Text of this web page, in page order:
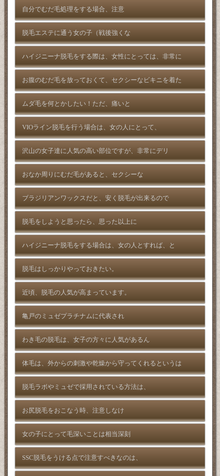
自分でむだ毛処理をする場合、注意
脱毛エステに通う女の子（戦後強くな
ハイジニーナ脱毛をする際は、女性にとっては、非常に
お腹のむだ毛を放っておくて、セクシーなビキニを着た
ムダ毛を何とかしたい！ただ、痛いと
VIOライン脱毛を行う場合は、女の人にとって、
沢山の女子達に人気の高い部位ですが、非常にデリ
おなか周りにむだ毛があると、セクシーな
ブラジリアンワックスだと、安く脱毛が出来るので
脱毛をしようと思ったら、思った以上に
ハイジニーナ脱毛をする場合は、女の人とすれば、と
脱毛はしっかりやっておきたい。
近頃、脱毛の人気が高まっています。
亀戸のミュゼプラチナムに代表され
わき毛の脱毛は、女子の方々に人気があるん
体毛は、外からの刺激や乾燥から守ってくれるというは
脱毛ラボやミュゼで採用されている方法は、
お尻脱毛をおこなう時、注意しなけ
女の子にとって毛深いことは相当深刻
SSC脱毛をうける点で注意すべきなのは、